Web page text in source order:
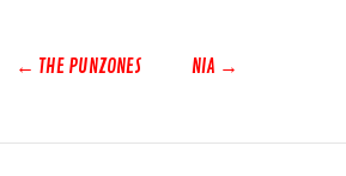
← THE PUNZONES NIA →